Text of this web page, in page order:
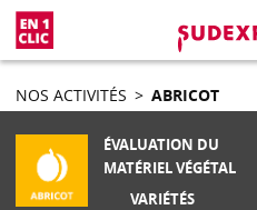
NOS ACTIVITÉS > ABRICOT
ÉVALUATION DU
MATÉRIEL VÉGÉTAL
VARIÉTÉS